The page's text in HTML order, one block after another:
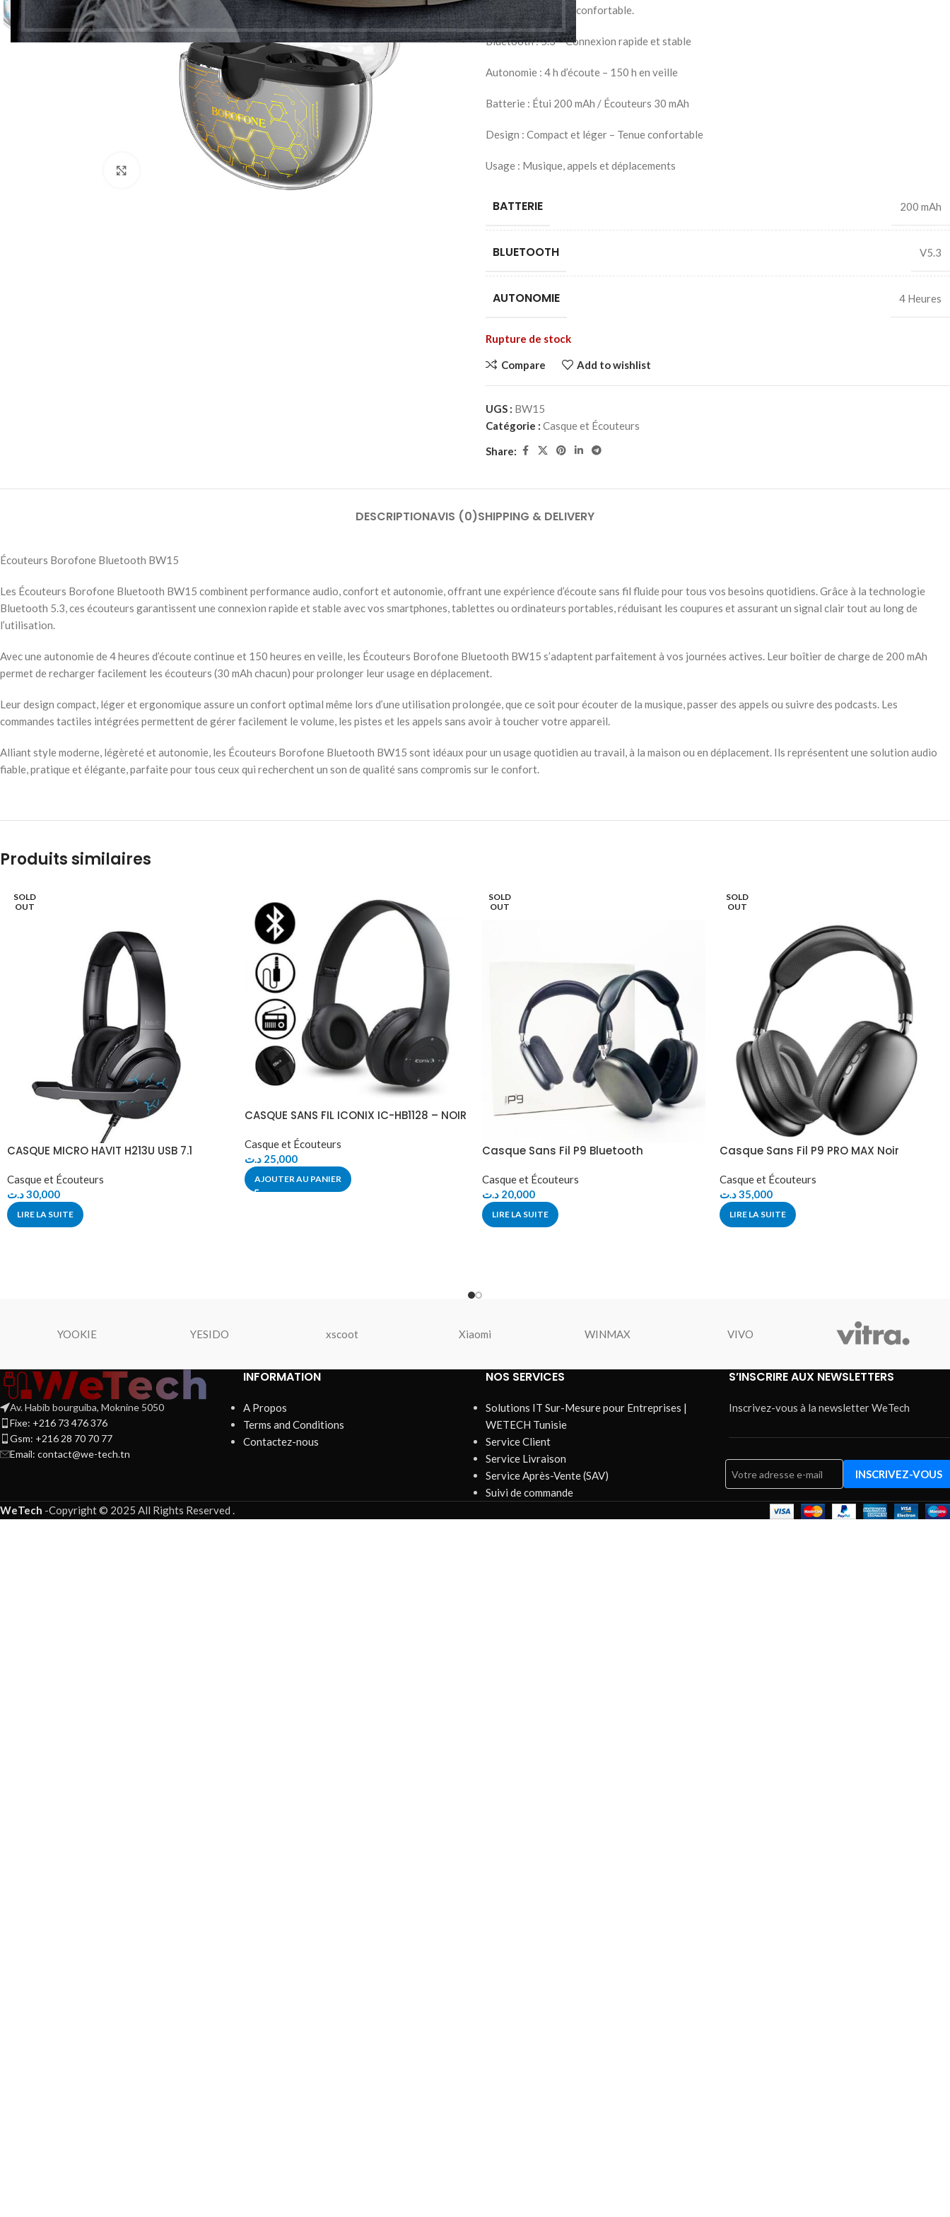
un usage quotidien confortable.
Bluetooth : 5.3 – Connexion rapide et stable
Autonomie : 4 h d’écoute – 150 h en veille
Batterie : Étui 200 mAh / Écouteurs 30 mAh
Design : Compact et léger – Tenue confortable
Usage : Musique, appels et déplacements
BATTERIE 200 mAh
BLUETOOTH V5.3
AUTONOMIE 4 Heures
Rupture de stock
Compare Add to wishlist
UGS : BW15
Catégorie : Casque et Écouteurs
Share:
DESCRIPTIONAVIS (0)SHIPPING & DELIVERY
Écouteurs Borofone Bluetooth BW15
Les Écouteurs Borofone Bluetooth BW15 combinent performance audio, confort et autonomie, offrant une expérience d’écoute sans fil fluide pour tous vos besoins quotidiens. Grâce à la technologie
Bluetooth 5.3, ces écouteurs garantissent une connexion rapide et stable avec vos smartphones, tablettes ou ordinateurs portables, réduisant les coupures et assurant un signal clair tout au long de
l’utilisation.
Avec une autonomie de 4 heures d’écoute continue et 150 heures en veille, les Écouteurs Borofone Bluetooth BW15 s’adaptent parfaitement à vos journées actives. Leur boîtier de charge de 200 mAh
permet de recharger facilement les écouteurs (30 mAh chacun) pour prolonger leur usage en déplacement.
Leur design compact, léger et ergonomique assure un confort optimal même lors d’une utilisation prolongée, que ce soit pour écouter de la musique, passer des appels ou suivre des podcasts. Les
commandes tactiles intégrées permettent de gérer facilement le volume, les pistes et les appels sans avoir à toucher votre appareil.
Alliant style moderne, légèreté et autonomie, les Écouteurs Borofone Bluetooth BW15 sont idéaux pour un usage quotidien au travail, à la maison ou en déplacement. Ils représentent une solution audio
fiable, pratique et élégante, parfaite pour tous ceux qui recherchent un son de qualité sans compromis sur le confort.
Produits similaires
SOLD
OUT
CASQUE MICRO HAVIT H213U USB 7.1
Casque et Écouteurs
30,000د.ت
LIRE LA SUITE
CASQUE SANS FIL ICONIX IC-HB1128 – NOIR
Casque et Écouteurs
25,000 د.ت
AJOUTER AU PANIER
SOLD
OUT
Casque Sans Fil P9 Bluetooth
Casque et Écouteurs
20,000 د.ت
LIRE LA SUITE
SOLD
OUT
Casque Sans Fil P9 PRO MAX Noir
Casque et Écouteurs
35,000د.ت
LIRE LA SUITE
YOOKIE YESIDO xscoot Xiaomi WINMAX VIVO
Av. Habib bourguiba, Moknine 5050
Fixe: +216 73 476 376
Gsm: +216 28 70 70 77
Email: contact@we-tech.tn
INFORMATION
A Propos
Terms and Conditions
Contactez-nous
NOS SERVICES
Solutions IT Sur-Mesure pour Entreprises |
WETECH Tunisie
Service Client
Service Livraison
Service Après-Vente (SAV)
Suivi de commande
S’INSCRIRE AUX NEWSLETTERS
Inscrivez-vous à la newsletter WeTech
WeTech -Copyright © 2025 All Rights Reserved .